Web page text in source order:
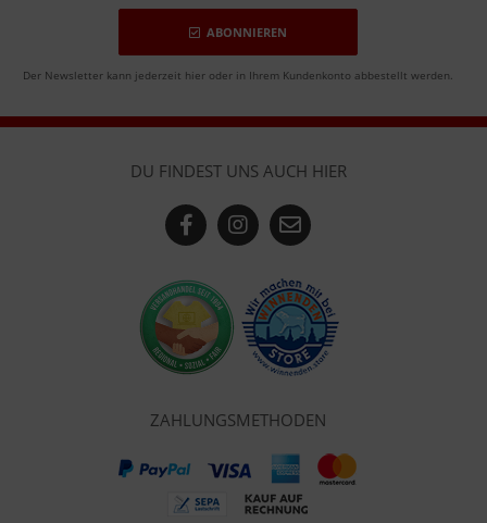
ABONNIEREN
Der Newsletter kann jederzeit hier oder in Ihrem Kundenkonto abbestellt werden.
DU FINDEST UNS AUCH HIER
ZAHLUNGSMETHODEN